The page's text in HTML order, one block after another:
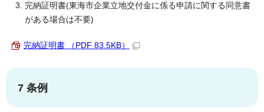
完納証明書(東海市企業立地交付金に係る申請に関する同意書
がある場合は不要)
完納証明書 （PDF 83.5KB）
7 条例